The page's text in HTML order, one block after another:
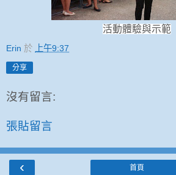
活動體驗與示範
Erin 於 上午9:37
分享
沒有留言:
張貼留言
‹ 首頁